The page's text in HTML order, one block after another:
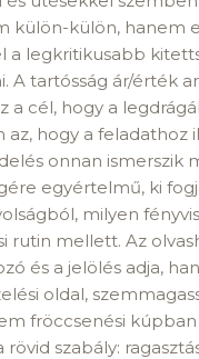
külön-külön, hanem
a legkritikusabb
A tartósság ár/érték
a cél, hogy a
az, hogy a feladathoz
onnan ismerszik
egyértelmű, ki
milyen
rutin mellett. Az
és a jelölés adja,
oldal,
fröccsenési
rövid szabály: